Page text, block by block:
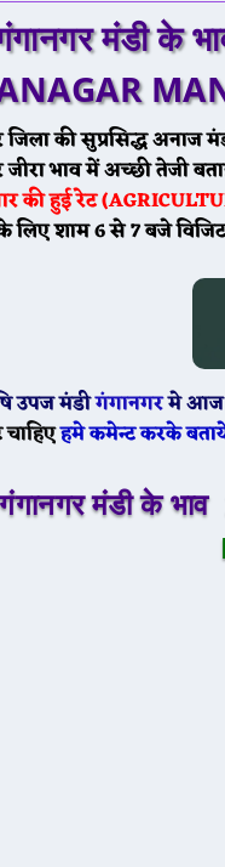
मंडी के
की सुप्रसिद्ध अनाज
भाव में अच्छी तेजी
की हुई रेट
के लिए शाम 6 से 7 बजे
उपज मंडीगंगानगरमे
हमे कमेन्ट करके
मंडी के भाव